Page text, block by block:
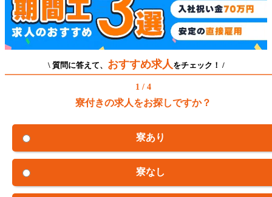
\ 質問に答えて、 おすすめ求人 をチェック！ /
1 / 4
寮付きの求人をお探しですか？
寮あり
寮なし